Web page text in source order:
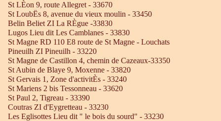
St LÈon 9, route Allegret - 33670
St LoubËs 8, avenue du vieux moulin - 33450
Belin Beliet ZI La RÈgue -33830
Lugos Lieu dit Les Camblanes - 33830
St Magne RD 110 E8 route de St Magne - Louchats
Pineuilh ZI Pineuilh - 33220
St Magne de Castillon 4, chemin de Cazeaux-33350
St Aubin de Blaye 9, Moxenne - 33820
St Gervais 1, Zone d'activitÈs - 33240
St Mariens 2 bis Tessonneau - 33620
St Paul 2, Tigreau - 33390
Coutras ZI d'Eygretteau - 33230
Les Eglisottes Lieu dit " le bois du sourd" - 33230